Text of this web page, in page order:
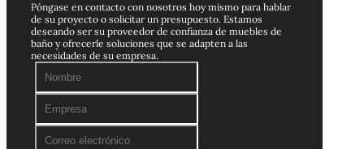
Póngase en contacto con nosotros hoy mismo para hablar
de su proyecto o solicitar un presupuesto. Estamos
deseando ser su proveedor de confianza de muebles de
baño y ofrecerle soluciones que se adapten a las
necesidades de su empresa.